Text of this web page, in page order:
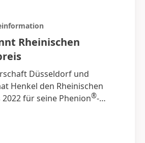
Rheinischen
Düsseldorf und
Henkel den Rheinischen
für seine Phenion®-
an der